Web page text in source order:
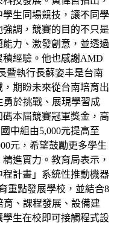
生同場競技，讓不同學
調，競賽的目的不只是
力、激發創意，並透過
經驗。他也感謝AMD
暨執行長蘇姿丰是台南
期盼未來從台南培育出
於挑戰、展現學習成
本屆競賽冠軍獎金，高
中組由5,000元提高至
元，希望鼓勵更多學生
進實力。教育局表示，
程計畫」系統性推動機器
重點發展學校，並結合8
、課程發展、設備建
生在校即可接觸程式設